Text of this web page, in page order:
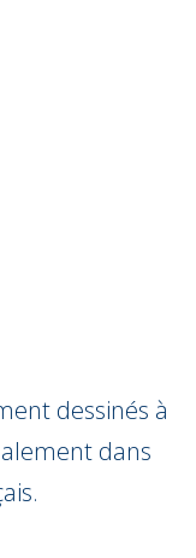
dessinés à
dans